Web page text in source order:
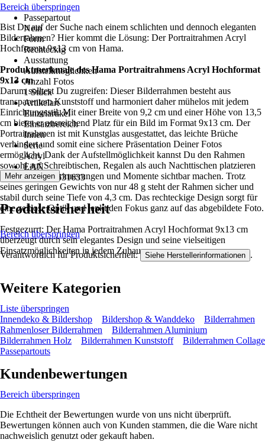
-
Passepartout
Nein
Form
Rechteckig
Ausstattung
Aufstellmöglichkeit
Anzahl Fotos
1 Stück
Artikelart
Einzelartikel
Einsatzbereich
Innen
Serie
Acryl
EAN
4007249631633
Bereich überspringen
Bist Du auf der Suche nach einem schlichten und dennoch eleganten
Bilderrahmen? Hier kommt die Lösung: Der Portraitrahmen Acryl
Hochformat 9x13 cm von Hama.
Produktmerkmale des Hama Portraitrahmens Acryl Hochformat
9x13 cm
Darum solltest Du zugreifen: Dieser Bilderrahmen besteht aus
transparentem Kunststoff und harmoniert daher mühelos mit jedem
Einrichtungsstil. Mit einer Breite von 9,2 cm und einer Höhe von 13,5
cm bietet er ausreichend Platz für ein Bild im Format 9x13 cm. Der
Portraitrahmen ist mit Kunstglas ausgestattet, das leichte Brüche
verhindert und somit eine sichere Präsentation Deiner Fotos
ermöglicht. Dank der Aufstellmöglichkeit kannst Du den Rahmen
sowohl auf Schreibtischen, Regalen als auch Nachttischen platzieren
und so immer Erinnerungen und Momente sichtbar machen. Trotz
seines geringen Gewichts von nur 48 g steht der Rahmen sicher und
stabil durch seine Tiefe von 4,3 cm. Das rechteckige Design sorgt für
eine zeitlose Optik und lenkt den Fokus ganz auf das abgebildete Foto.
Festgezurrt: Der Hama Portraitrahmen Acryl Hochformat 9x13 cm
überzeugt durch sein elegantes Design und seine vielseitigen
Einsatzmöglichkeiten in jedem Zuhause.
Mehr anzeigen
Produktsicherheit
Bereich überspringen
Verantwortlich für Produktsicherheit: Siehe Herstellerinformationen .
Weitere Kategorien
Liste überspringen
Innendeko & Bildershop
Bildershop & Wanddeko
Bilderrahmen
Rahmenloser Bilderrahmen
Bilderrahmen Aluminium
Bilderrahmen Holz
Bilderrahmen Kunststoff
Bilderrahmen Collage
Passepartouts
Kundenbewertungen
Bereich überspringen
Die Echtheit der Bewertungen wurde von uns nicht überprüft.
Bewertungen können auch von Kunden stammen, die die Ware nicht
nachweislich genutzt oder gekauft haben.